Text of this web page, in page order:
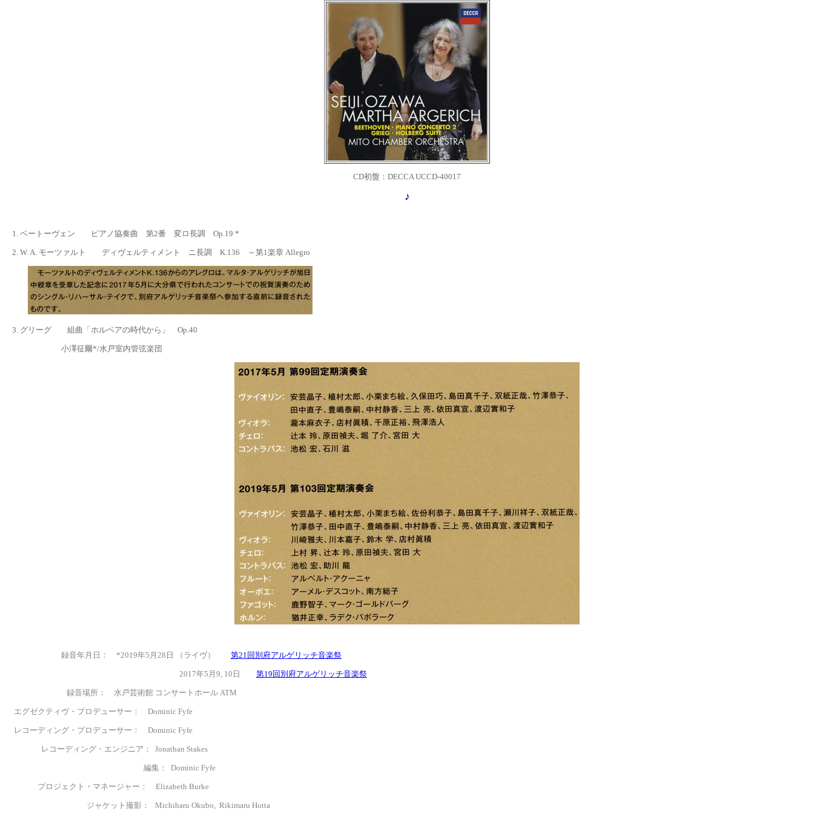
CD初盤：DECCA UCCD-40017
♪
1. ベートーヴェン ピアノ協奏曲 第2番 変ロ長調 Op.19 *
2. W. A. モーツァルト ディヴェルティメント ニ長調 K.136 ～ 第1楽章 Allegro
3. グリーグ 組曲「ホルベアの時代から」 Op.40
小澤征爾*/水戸室内管弦楽団
録音年月日： *2019年5月28日 （ライヴ） 第21回別府アルゲリッチ音楽祭
2017年5月9, 10日 第19回別府アルゲリッチ音楽祭
録音場所： 水戸芸術館 コンサートホール ATM
エグゼクティヴ・プロデューサー ： Dominic Fyfe
レコーディング・プロデューサー ： Dominic Fyfe
レコーディング・エンジニア： Jonathan Stakes
編集： Dominic Fyfe
プロジェクト・マネージャー ： Elizabeth Burke
ジャケット撮影： Michiharu Okubo, Rikimaru Hotta